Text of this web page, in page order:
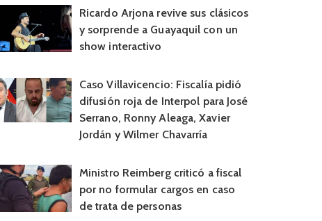
Ricardo Arjona revive sus clásicos
y sorprende a Guayaquil con un
show interactivo
Caso Villavicencio: Fiscalía pidió
difusión roja de Interpol para José
Serrano, Ronny Aleaga, Xavier
Jordán y Wilmer Chavarría
Ministro Reimberg criticó a fiscal
por no formular cargos en caso
de trata de personas